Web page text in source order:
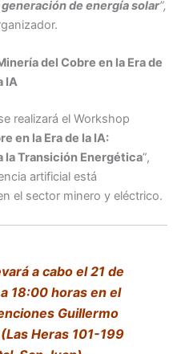
de energía solar”,
del Cobre en la Era de
IA
realizará el Workshop
en la Era de la IA:
la Transición Energética”,
artificial está
el sector minero y eléctrico.
a cabo el 21 de
18:00 horas en el
Guillermo
Heras 101-199